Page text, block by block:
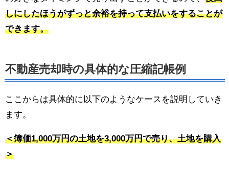
しにしたほうがずっと余裕を持って支払いをすることが
できます。
不動産売却時の具体的な圧縮記帳例
ここからは具体的に以下のようなケースを説明していき
ます。
＜簿価1,000万円の土地を3,000万円で売り、土地を購入
＞